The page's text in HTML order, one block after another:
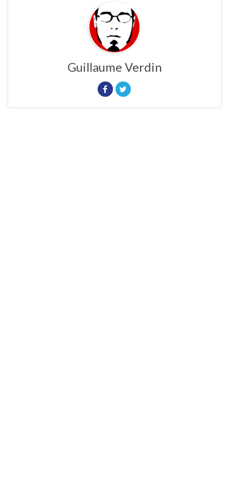
Guillaume Verdin